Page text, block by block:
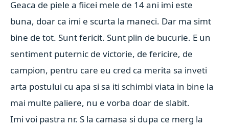
Geaca de piele a fiicei mele de 14 ani imi este
buna, doar ca imi e scurta la maneci. Dar ma simt
bine de tot. Sunt fericit. Sunt plin de bucurie. E un
sentiment puternic de victorie, de fericire, de
campion, pentru care eu cred ca merita sa inveti
arta postului cu apa si sa iti schimbi viata in bine la
mai multe paliere, nu e vorba doar de slabit.
Imi voi pastra nr. S la camasa si dupa ce merg la